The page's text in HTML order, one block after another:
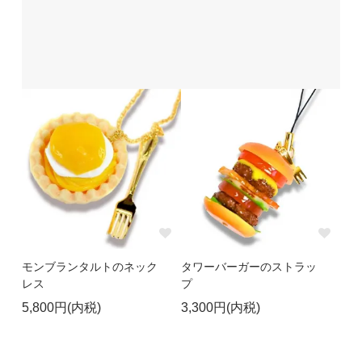
モンブランタルトのネック
レス
5,800円(内税)
タワーバーガーのストラッ
プ
3,300円(内税)